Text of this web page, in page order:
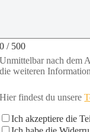
0 / 500
Unmittelbar nach dem
die weiteren
Hier findest du unsere
Ich akzeptiere die